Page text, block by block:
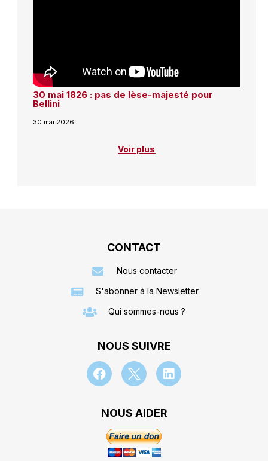
30 mai 1826 : pas de lèse-majesté pour
Bellini
30 mai 2026
Voir plus
CONTACT
Nous contacter
S'abonner à la Newsletter
Qui sommes-nous ?
NOUS SUIVRE
NOUS AIDER